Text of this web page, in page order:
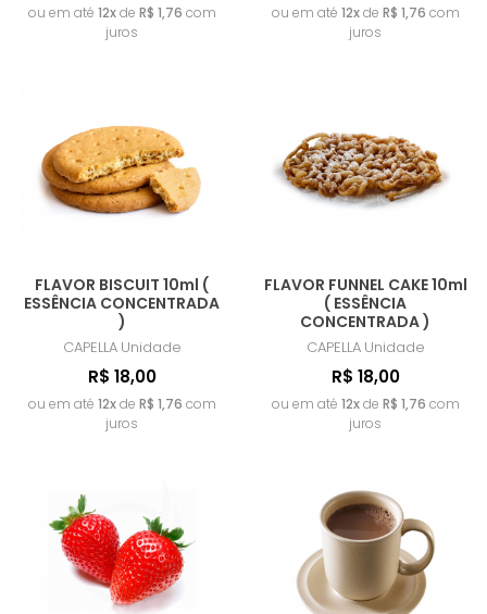
ou em até 12xde R$ 1,76 com
juros
ou em até 12xde R$ 1,76 com
juros
FLAVOR BISCUIT 10ml (
ESSÊNCIA CONCENTRADA
)
CAPELLA Unidade
R$ 18,00
ou em até 12xde R$ 1,76 com
juros
FLAVOR FUNNEL CAKE 10ml
( ESSÊNCIA
CONCENTRADA )
CAPELLA Unidade
R$ 18,00
ou em até 12xde R$ 1,76 com
juros